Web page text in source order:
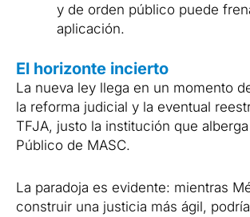
y de orden público puede
aplicación.
El horizonte incierto
La nueva ley llega en un momento
la reforma judicial y la eventual
TFJA, justo la institución que
Público de MASC.
La paradoja es evidente: mientras
construir una justicia más ágil,